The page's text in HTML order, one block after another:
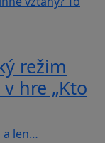
režim
hre „Kto
a len…